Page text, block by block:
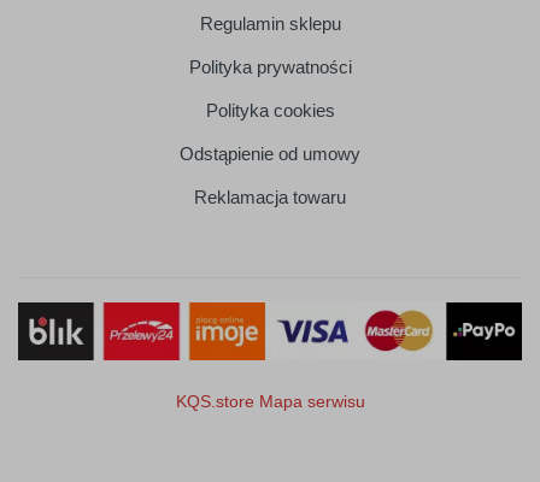
Regulamin sklepu
Polityka prywatności
Polityka cookies
Odstąpienie od umowy
Reklamacja towaru
KQS.store Mapa serwisu